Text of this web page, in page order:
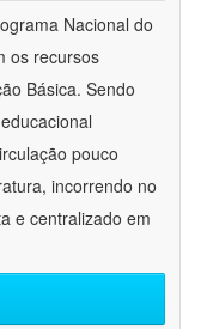
Nacional do
os recursos
Básica. Sendo
pouco
incorrendo no
e centralizado em